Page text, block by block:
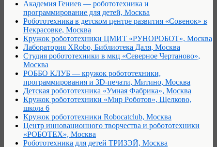
Академия Гениев — робототехника и
программирование для детей, Москва
Робототехника в детском центре развития «Совенок» в
Некрасовке, Москва
Кружок робототехники ЦМИТ «РУНОРОБОТ», Москва
Лаборатория XRobo, Библиотека Даля, Москва
Студия робототехники в мкц «Северное Чертаново»,
Москва
РОББО КЛУБ — кружок робототехники,
программирования и 3D-печати, Митино, Москва
Детская робототехника «Умная Фабрика», Москва
Кружок робототехники «Мир Роботов», Щелково,
школа 6
Кружок робототехники Robocatclub, Москва
Центр инновационного творчества и робототехники
«РОБОТЕХ», Москва
Робототехника для детей ТРИЗЭЙ, Москва